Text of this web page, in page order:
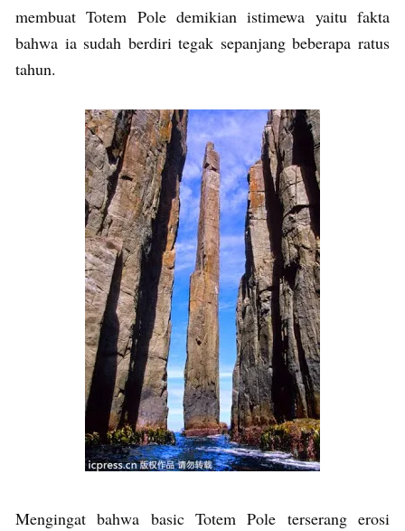
membuat Totem Pole demikian istimewa yaitu fakta
bahwa ia sudah berdiri tegak sepanjang beberapa ratus
tahun.
Mengingat bahwa basic Totem Pole terserang erosi